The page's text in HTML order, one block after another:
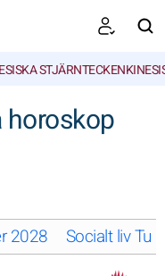
STJÄRNTECKEN
2028 Socialt liv